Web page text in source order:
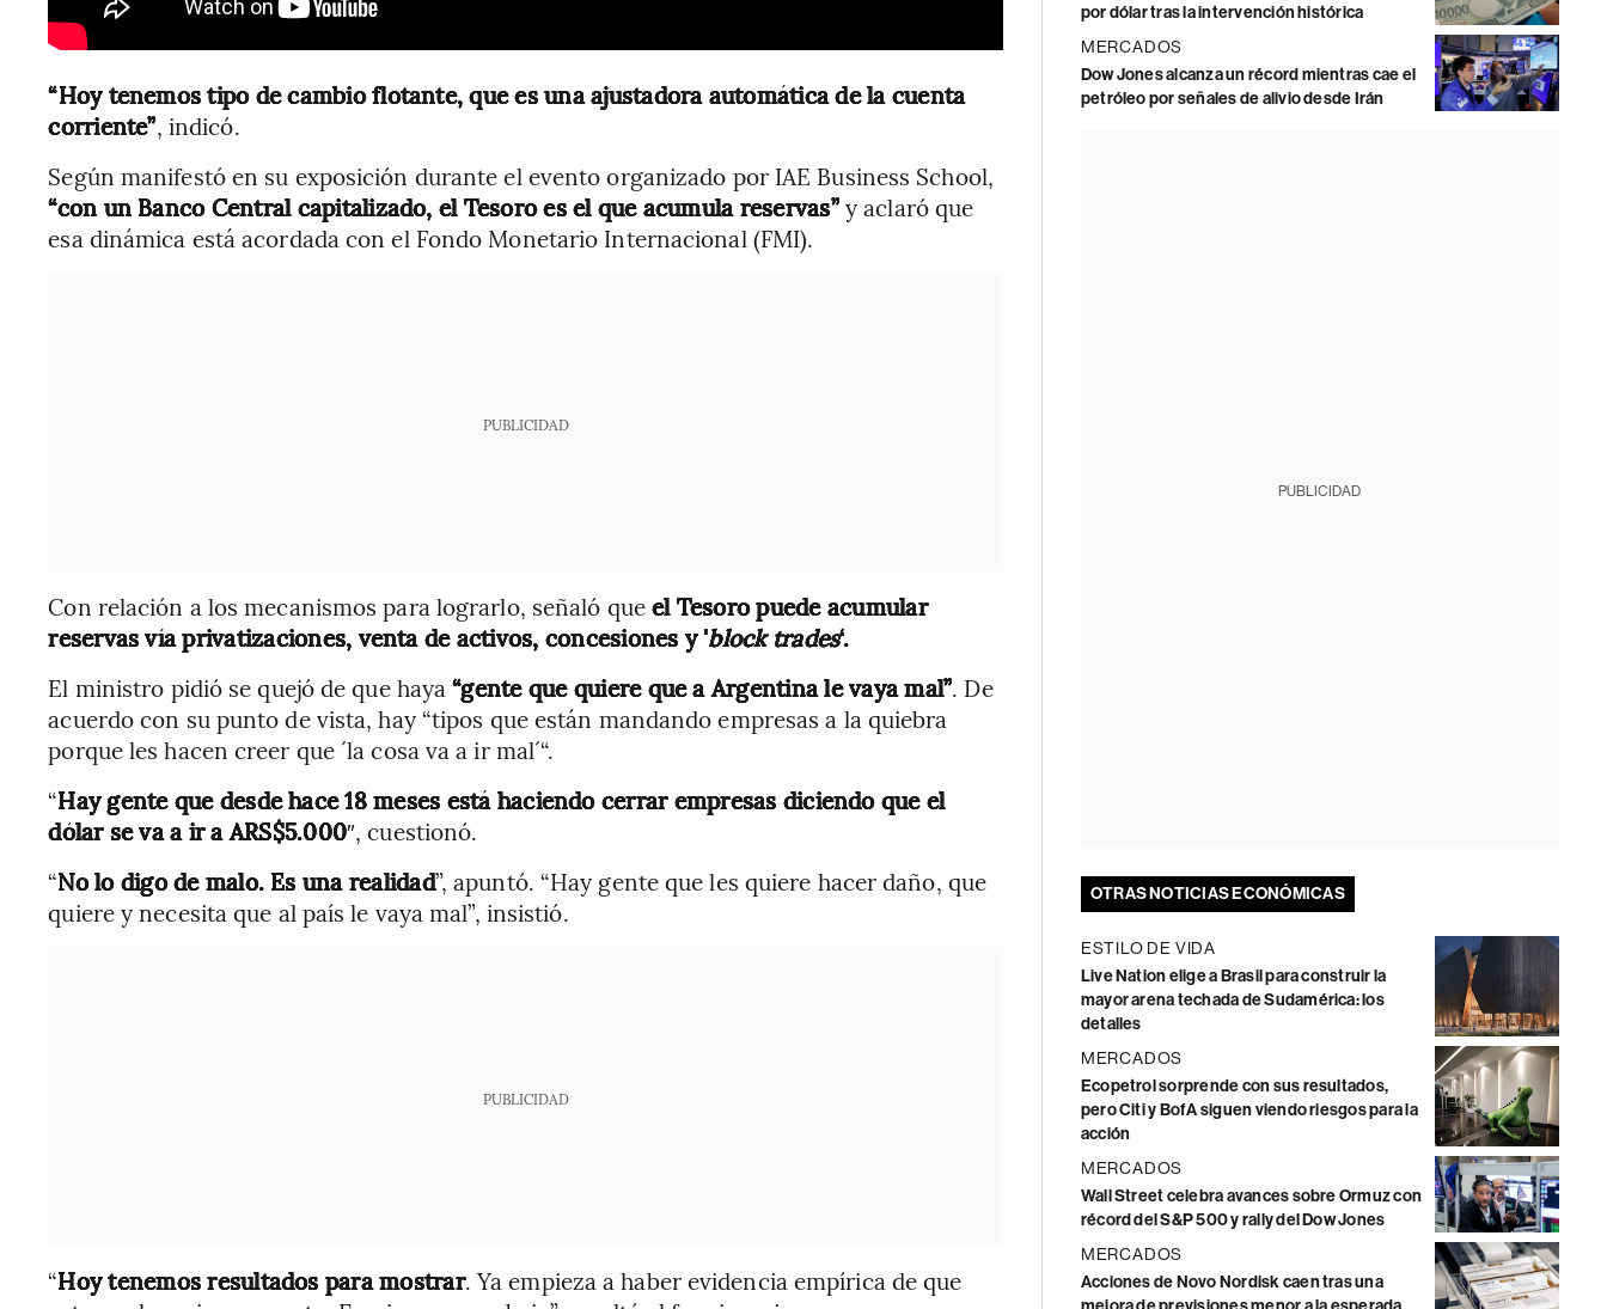
“Hoy tenemos tipo de cambio flotante, que es una ajustadora automática de la cuenta
corriente”, indicó.
Según manifestó en su exposición durante el evento organizado por IAE Business School,
“con un Banco Central capitalizado, el Tesoro es el que acumula reservas”y aclaró que
esa dinámica está acordada con el Fondo Monetario Internacional (FMI).
PUBLICIDAD
Con relación a los mecanismos para lograrlo, señaló queel Tesoro puede acumular
reservas vía privatizaciones, venta de activos, concesiones y 'block trades‘.
El ministro pidió se quejó de que haya“gente que quiere que a Argentina le vaya mal”. De
acuerdo con su punto de vista, hay “tipos que están mandando empresas a la quiebra
porque les hacen creer que ´la cosa va a ir mal´“.
“Hay gente que desde hace 18 meses está haciendo cerrar empresas diciendo que el
dólar se va a ir a ARS$5.000″, cuestionó.
“No lo digo de malo. Es una realidad”, apuntó. “Hay gente que les quiere hacer daño, que
quiere y necesita que al país le vaya mal”, insistió.
PUBLICIDAD
“Hoy tenemos resultados para mostrar. Ya empieza a haber evidencia empírica de que
por dólar tras la intervención histórica
MERCADOS
Dow Jones alcanza un récord mientras cae el
petróleo por señales de alivio desde Irán
PUBLICIDAD
OTRAS NOTICIAS ECONÓMICAS
ESTILO DE VIDA
Live Nation elige a Brasil para construir la
mayor arena techada de Sudamérica: los
detalles
MERCADOS
Ecopetrol sorprende con sus resultados,
pero Citi y BofA siguen viendo riesgos para la
acción
MERCADOS
Wall Street celebra avances sobre Ormuz con
récord del S&P 500 y rally del Dow Jones
MERCADOS
Acciones de Novo Nordisk caen tras una